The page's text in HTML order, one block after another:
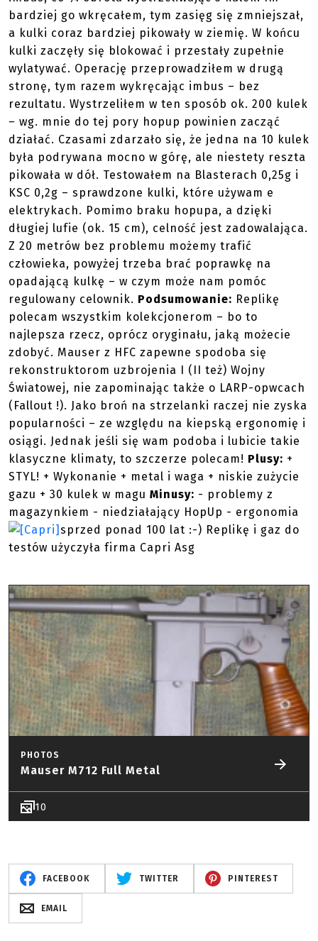
bardziej go wkręcałem, tym zasięg się zmniejszał,
a kulki coraz bardziej pikowały w ziemię. W końcu
kulki zaczęły się blokować i przestały zupełnie
wylatywać. Operację przeprowadziłem w drugą
stronę, tym razem wykręcając imbus – bez
rezultatu. Wystrzeliłem w ten sposób ok. 200 kulek
– wg. mnie do tej pory hopup powinien zacząć
działać. Czasami zdarzało się, że jedna na 10 kulek
była podrywana mocno w górę, ale niestety reszta
pikowała w dół. Testowałem na Blasterach 0,25g i
KSC 0,2g – sprawdzone kulki, które używam e
elektrykach. Pomimo braku hopupa, a dzięki
długiej lufie (ok. 15 cm), celność jest zadowalająca.
Z 20 metrów bez problemu możemy trafić
człowieka, powyżej trzeba brać poprawkę na
opadającą kulkę – w czym może nam pomóc
regulowany celownik. Podsumowanie: Replikę
polecam wszystkim kolekcjonerom – bo to
najlepsza rzecz, oprócz oryginału, jaką możecie
zdobyć. Mauser z HFC zapewne spodoba się
rekonstruktorom uzbrojenia I (II też) Wojny
Światowej, nie zapominając także o LARP-opwcach
(Fallout !). Jako broń na strzelanki raczej nie zyska
popularności – ze względu na kiepską ergonomię i
osiągi. Jednak jeśli się wam podoba i lubicie takie
klasyczne klimaty, to szczerze polecam! Plusy: +
STYL! + Wykonanie + metal i waga + niskie zużycie
gazu + 30 kulek w magu Minusy: - problemy z
magazynkiem - niedziałający HopUp - ergonomia
sprzed ponad 100 lat :-) Replikę i gaz do
testów użyczyła firma Capri Asg
PHOTOS
Mauser M712 Full Metal
10
FACEBOOK TWITTER PINTEREST
EMAIL